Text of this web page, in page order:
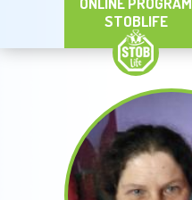
STOBLIFE